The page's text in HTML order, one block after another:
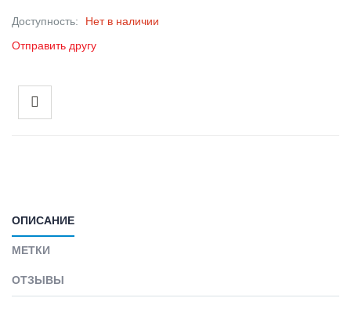
Доступность:
Нет в наличии
Отправить другу
ОПИСАНИЕ
МЕТКИ
ОТЗЫВЫ